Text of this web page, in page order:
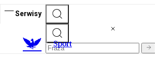
Serwisy
Sport